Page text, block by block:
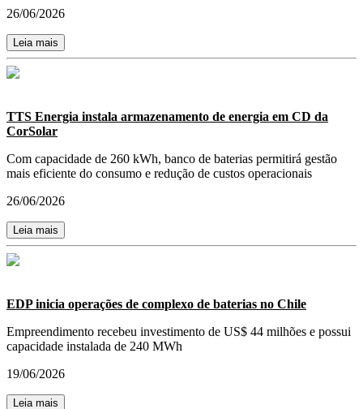
26/06/2026
Leia mais
TTS Energia instala armazenamento de energia em CD da
CorSolar
Com capacidade de 260 kWh, banco de baterias permitirá gestão
mais eficiente do consumo e redução de custos operacionais
26/06/2026
Leia mais
EDP inicia operações de complexo de baterias no Chile
Empreendimento recebeu investimento de US$ 44 milhões e possui
capacidade instalada de 240 MWh
19/06/2026
Leia mais